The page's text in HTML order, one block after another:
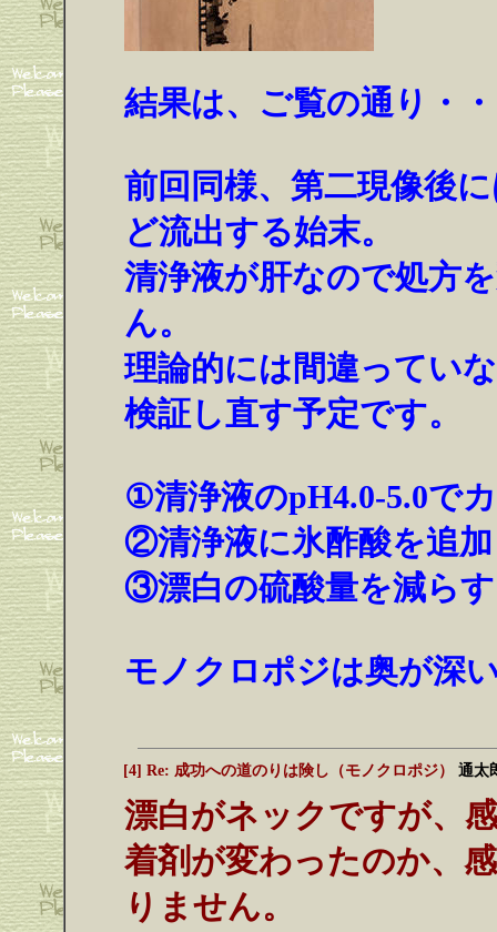
結果は、ご覧の通り・
前回同様、第二現像後
ど流出する始末。
清浄液が肝なので処方
ん。
理論的には間違ってい
検証し直す予定です。
①清浄液のpH4.0-5.0で
②清浄液に氷酢酸を追
③漂白の硫酸量を減らす
モノクロポジは奥が深
[4] Re: 成功への道のりは険し（モノクロポジ） 通太
漂白がネックですが、
着剤が変わったのか、
りません。